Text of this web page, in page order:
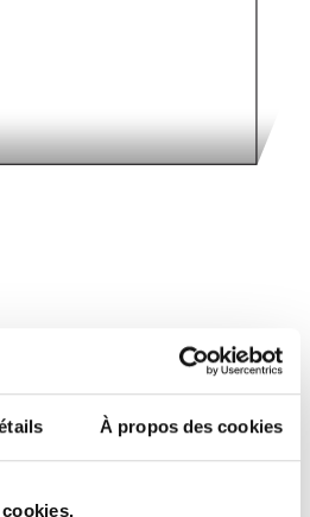
À propos des cookies